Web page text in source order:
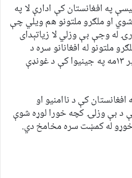
په افغانستان کې ادارې لا په
او ملګرو ملتونو هم ویلي چې
له وجې بې وزلي لا زیاتېدای
ملتونو له افغانانو سره د
مرستو لپاره د سېپټېمبر پر ۱۳مه په جینیوا کې د غونډې
افغانستان کې د ناامنیو او
د بې وزلۍ کچه خورا لوړه شوې
خوړو له کمښت سره مخامخ دي.